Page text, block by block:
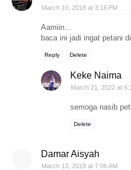
March 10, 2018 at 3:16 PM
Aamiin...
baca ini jadi ingat petani
Reply Delete
Keke Naima
March 21, 2022 at
semoga nasib
Delete
Damar Aisyah
March 13, 2018 at 7:06 AM